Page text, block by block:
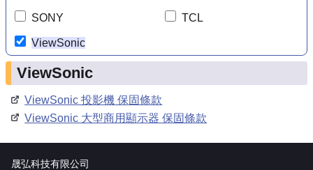
SONY TCL
ViewSonic
ViewSonic
ViewSonic 投影機 保固條款
ViewSonic 大型商用顯示器 保固條款
晟弘科技有限公司